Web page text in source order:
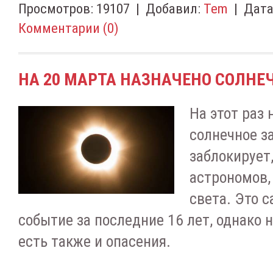
Просмотров: 19107 | Добавил: Tem |
Комментарии (0)
НА 20 МАРТА НАЗНАЧЕНО
На этот раз
солнечное
света. Это
событие за последние 16 лет, однако
есть также и опасения.